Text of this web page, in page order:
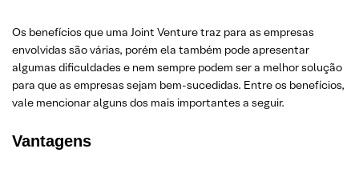
Os benefícios que uma Joint Venture traz para as empresas
envolvidas são várias, porém ela também pode apresentar
algumas dificuldades e nem sempre podem ser a melhor solução
para que as empresas sejam bem-sucedidas. Entre os benefícios,
vale mencionar alguns dos mais importantes a seguir.
Vantagens